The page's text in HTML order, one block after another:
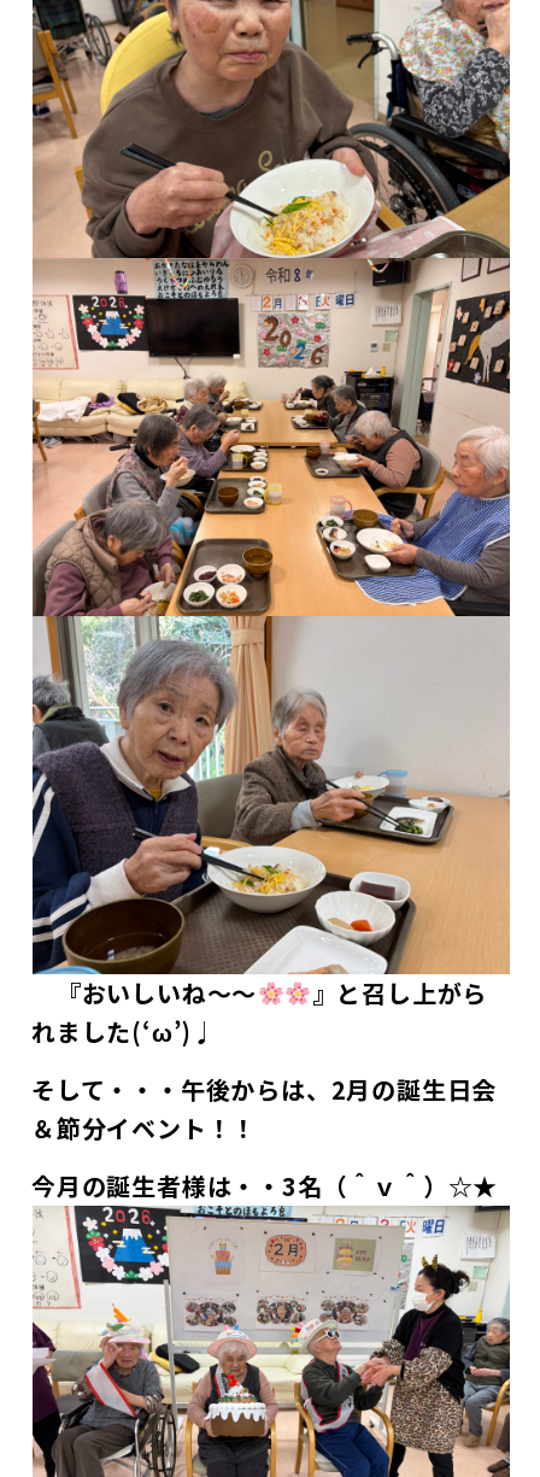
『おいしいね～～
』と召し上がら
れました(‘ω’)♩
そして・・・午後からは、2月の誕生日会
＆節分イベント！！
今月の誕生者様は・・3名（＾ｖ＾）☆★